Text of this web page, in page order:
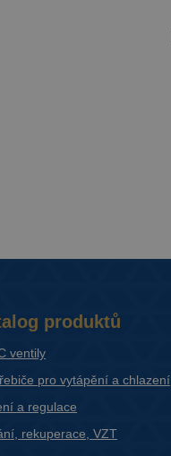
produktů
ventily
pro vytápění a chlazení
a regulace
rekuperace, VZT